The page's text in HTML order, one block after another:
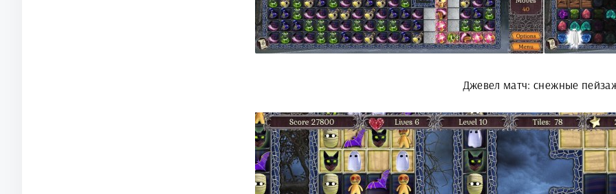
Джевел матч: снежные